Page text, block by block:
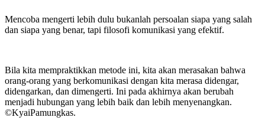
Mencoba mengerti lebih dulu bukanlah persoalan siapa yang salah
dan siapa yang benar, tapi filosofi komunikasi yang efektif.
Bila kita mempraktikkan metode ini, kita akan merasakan bahwa
orang-orang yang berkomunikasi dengan kita merasa didengar,
didengarkan, dan dimengerti. Ini pada akhirnya akan berubah
menjadi hubungan yang lebih baik dan lebih menyenangkan.
©️KyaiPamungkas.